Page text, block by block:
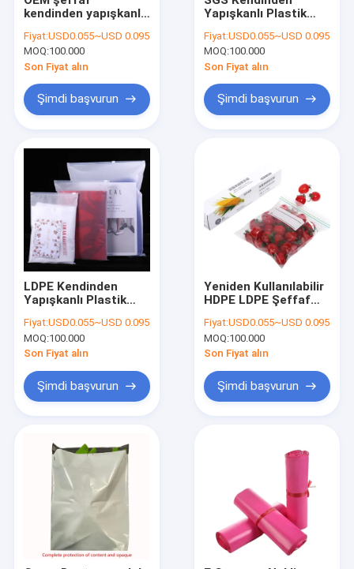
kendinden yapışkanlı
Fiyat:USD0.055~USD 0.095
MOQ:100.000
Son Fiyat alın
Şimdi başvurun
Yapışkanlı Plastik
Fiyat:USD0.055~USD 0.095
MOQ:100.000
Son Fiyat alın
Şimdi başvurun
LDPE Kendinden
Yapışkanlı Plastik
Fiyat:USD0.055~USD 0.095
MOQ:100.000
Son Fiyat alın
Şimdi başvurun
Yeniden Kullanılabilir
HDPE LDPE Şeffaf
Fermuarlı
Sızdırmazlık
Fiyat:USD0.055~USD 0.095
MOQ:100.000
Son Fiyat alın
Şimdi başvurun